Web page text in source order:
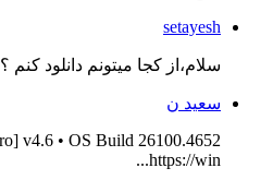
setayesh
سلام،از کجا میتونم دانلود کنم
سعید ن
v4.6 • OS Build 26100.4652
https://win...